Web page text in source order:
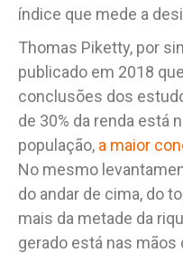
índice que mede a
Thomas Piketty, por
publicado em 2018
conclusões dos
de 30% da renda está
população, a maior
No mesmo
do andar de cima, do
mais da metade da
gerado está nas